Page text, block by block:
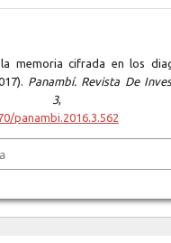
memoria cifrada en los
Panambí. Revista De
3, 129-
panambi.2016.3.562